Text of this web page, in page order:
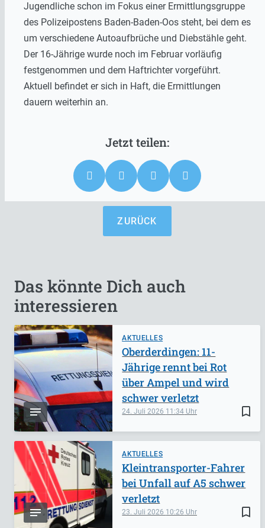
Jugendliche schon im Fokus einer Ermittlungsgruppe
des Polizeipostens Baden-Baden-Oos steht, bei dem es
um verschiedene Autoaufbrüche und Diebstähle geht.
Der 16-Jährige wurde noch im Februar vorläufig
festgenommen und dem Haftrichter vorgeführt.
Aktuell befindet er sich in Haft, die Ermittlungen
dauern weiterhin an.
ZURÜCK
Das könnte Dich auch
interessieren
AKTUELLES
bookmark_border
24. Juli 2026 11:34
Oberderdingen: 11-
Jährige rennt bei Rot
über Ampel und wird
schwer verletzt
AKTUELLES
bookmark_border
23. Juli 2026 10:26
Kleintransporter-Fahrer
bei Unfall auf A5 schwer
verletzt